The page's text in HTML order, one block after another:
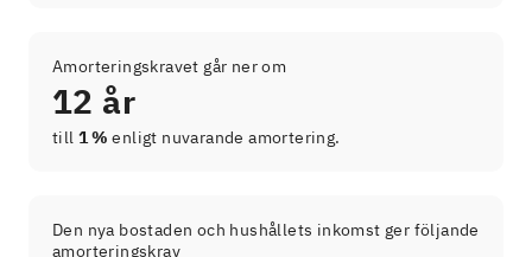
Amorteringskravet går ner om
12 år
till 1 % enligt nuvarande amortering.
Den nya bostaden och hushållets inkomst ger följande
amorteringskrav